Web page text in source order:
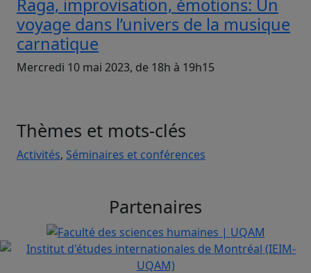
Raga, improvisation, émotions: Un
voyage dans l’univers de la musique
carnatique
Mercredi 10 mai 2023, de 18h à 19h15
Thèmes et mots-clés
Activités, Séminaires et conférences
Partenaires